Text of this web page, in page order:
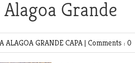
Grande
ALAGOA GRANDECAPA| Comments : 0